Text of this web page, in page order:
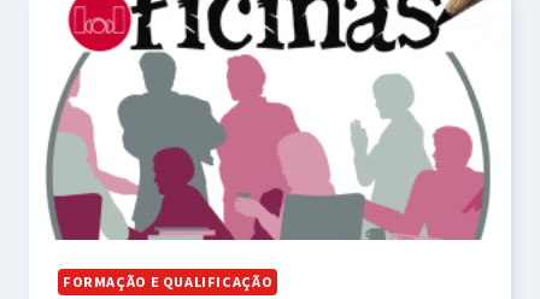
FORMAÇÃO E QUALIFICAÇÃO